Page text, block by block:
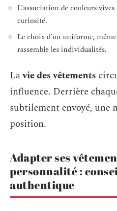
L’association de couleurs
curiosité.
Le choix d’un uniforme,
rassemble les individualités.
Lavie des vêtements
influence. Derrière
subtilement envoyé, une
position.
Adapter ses
personnalité :
authentique